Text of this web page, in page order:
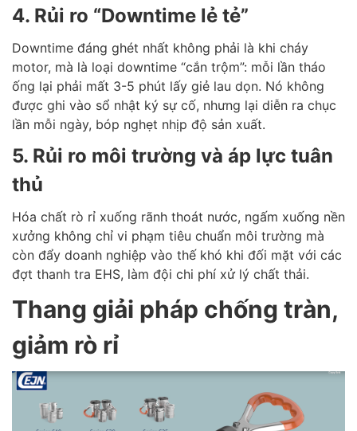
4. Rủi ro “Downtime lẻ tẻ”
Downtime đáng ghét nhất không phải là khi cháy
motor, mà là loại downtime “cắn trộm”: mỗi lần tháo
ống lại phải mất 3-5 phút lấy giẻ lau dọn. Nó không
được ghi vào sổ nhật ký sự cố, nhưng lại diễn ra chục
lần mỗi ngày, bóp nghẹt nhịp độ sản xuất.
5. Rủi ro môi trường và áp lực tuân
thủ
Hóa chất rò rỉ xuống rãnh thoát nước, ngấm xuống nền
xưởng không chỉ vi phạm tiêu chuẩn môi trường mà
còn đẩy doanh nghiệp vào thế khó khi đối mặt với các
đợt thanh tra EHS, làm đội chi phí xử lý chất thải.
Thang giải pháp chống tràn,
giảm rò rỉ